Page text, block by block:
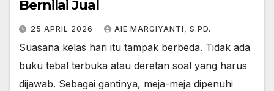
Bernilai Jual
25 APRIL 2026 AIE MARGIYANTI, S.PD.
Suasana kelas hari itu tampak berbeda. Tidak ada
buku tebal terbuka atau deretan soal yang harus
dijawab. Sebagai gantinya, meja-meja dipenuhi